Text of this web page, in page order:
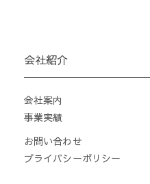
会社紹介
会社案内
事業実績
お問い合わせ
プライバシーポリシー